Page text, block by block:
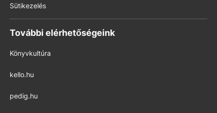
Sütikezelés
További elérhetőségeink
Könyvkultúra
kello.hu
pedig.hu